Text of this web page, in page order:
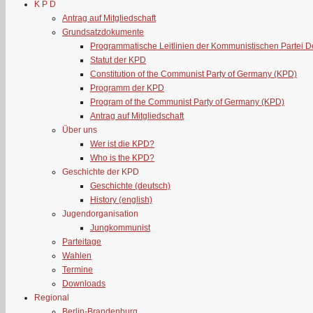
K P D
Antrag auf Mitgliedschaft
Grundsatzdokumente
Programmatische Leitlinien der Kommunistischen Partei
Statut der KPD
Constitution of the Communist Party of Germany (KPD)
Programm der KPD
Program of the Communist Party of Germany (KPD)
Antrag auf Mitgliedschaft
Über uns
Wer ist die KPD?
Who is the KPD?
Geschichte der KPD
Geschichte (deutsch)
History (english)
Jugendorganisation
Jungkommunist
Parteitage
Wahlen
Termine
Downloads
Regional